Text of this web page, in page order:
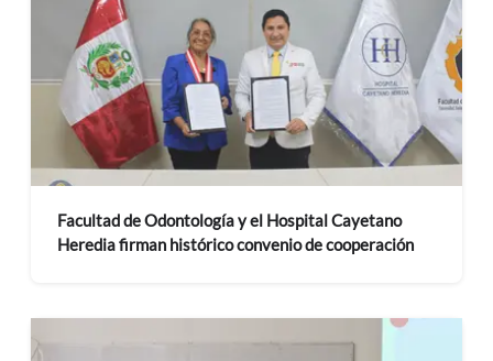
Facultad de Odontología y el Hospital Cayetano
Heredia firman histórico convenio de cooperación